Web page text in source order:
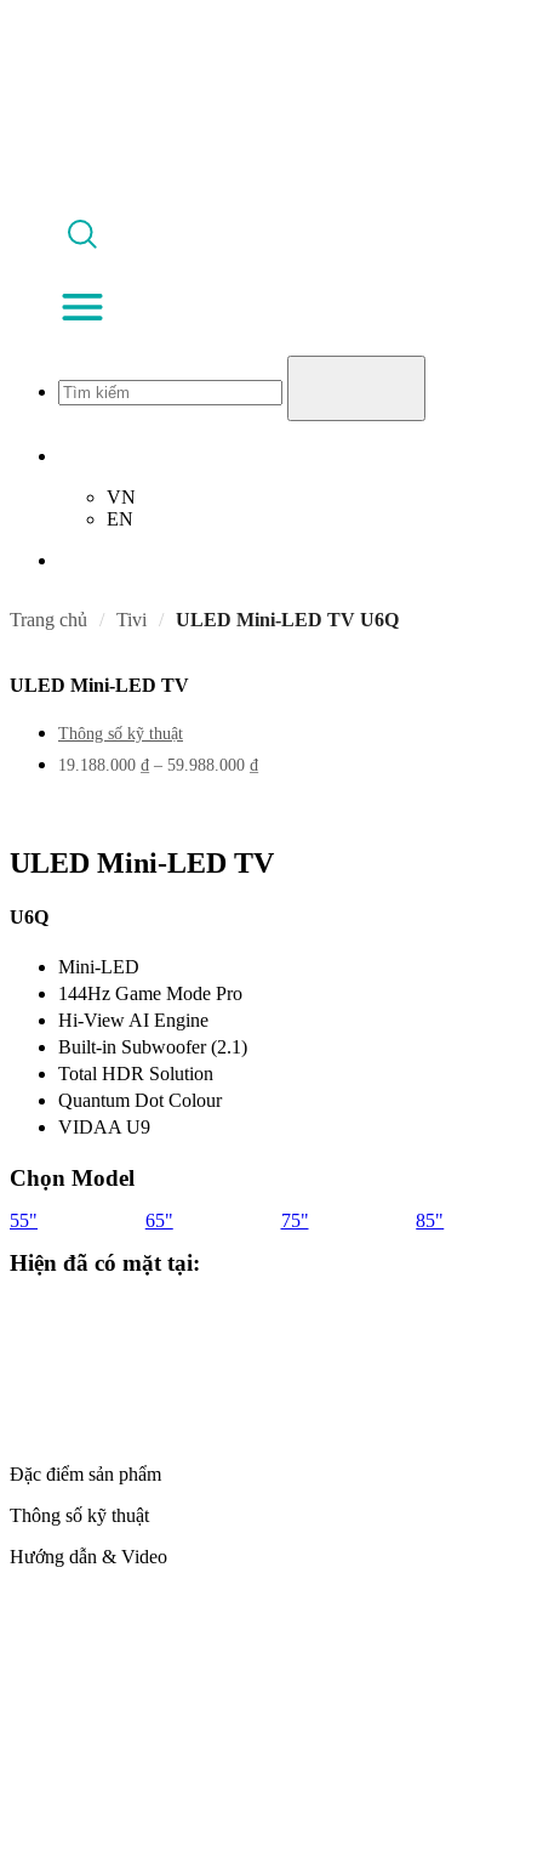
VN
EN
Trang chủ Tivi ULED Mini-LED TV U6Q
ULED Mini-LED TV
Thông số kỹ thuật
19.188.000 ₫ – 59.988.000 ₫
ULED Mini-LED TV
U6Q
Mini-LED
144Hz Game Mode Pro
Hi-View AI Engine
Built-in Subwoofer (2.1)
Total HDR Solution
Quantum Dot Colour
VIDAA U9
Chọn Model
55" 65" 75" 85"
Hiện đã có mặt tại:
Đặc điểm sản phẩm
Thông số kỹ thuật
Hướng dẫn & Video